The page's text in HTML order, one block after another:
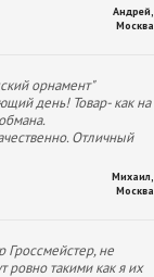
Андрей
Москва
орнамент"
день! Товар- как на
Отличный
Михаил
Москва
Гроссмейстер, не
ровно такими как я их